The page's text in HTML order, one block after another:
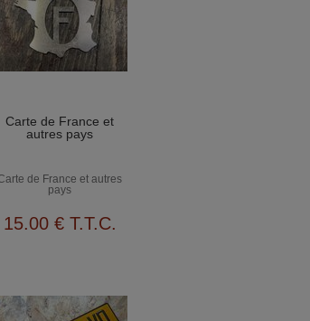
Carte de France et
autres pays
de France et autres
pays
15.00 € T.T.C.